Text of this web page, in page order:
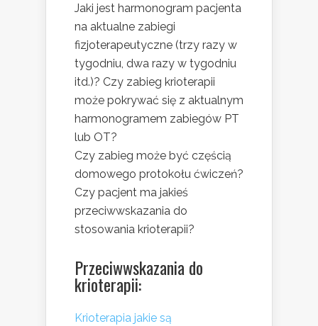
Jaki jest harmonogram pacjenta
na aktualne zabiegi
fizjoterapeutyczne (trzy razy w
tygodniu, dwa razy w tygodniu
itd.)? Czy zabieg krioterapii
może pokrywać się z aktualnym
harmonogramem zabiegów PT
lub OT?
Czy zabieg może być częścią
domowego protokołu ćwiczeń?
Czy pacjent ma jakieś
przeciwwskazania do
stosowania krioterapii?
Przeciwwskazania do
krioterapii:
Krioterapia jakie są